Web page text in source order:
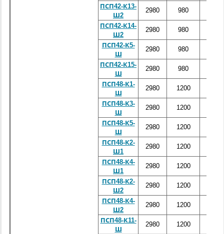
ПСП42-К13-
Ш2
2980 980
ПСП42-К14-
Ш2
2980 980
ПСП42-К5-
Ш
2980 980
ПСП42-К15-
Ш
2980 980
ПСП48-К1-
Ш
2980 1200
ПСП48-К3-
Ш
2980 1200
ПСП48-К5-
Ш
2980 1200
ПСП48-К2-
Ш1
2980 1200
ПСП48-К4-
Ш1
2980 1200
ПСП48-К2-
Ш2
2980 1200
ПСП48-К4-
Ш2
2980 1200
ПСП48-К11-
Ш
2980 1200